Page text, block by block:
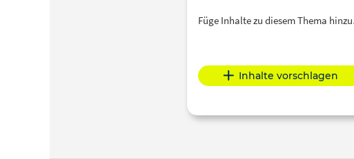
Füge Inhalte zu diesem Thema
Inhalte vorschlagen